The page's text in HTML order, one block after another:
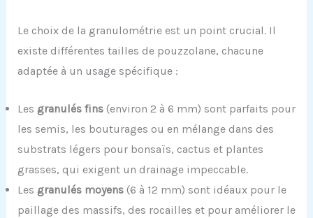
Le choix de la granulométrie est un point crucial. Il
existe différentes tailles de pouzzolane, chacune
adaptée à un usage spécifique :
Les granulés fins(environ 2 à 6 mm) sont parfaits pour
les semis, les bouturages ou en mélange dans des
substrats légers pour bonsaïs, cactus et plantes
grasses, qui exigent un drainage impeccable.
Les granulés moyens(6 à 12 mm) sont idéaux pour le
paillage des massifs, des rocailles et pour améliorer le